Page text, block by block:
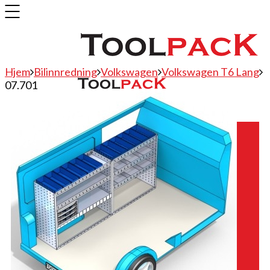
Citroen
Fiat
Hyundai
Isuzu
Mercedes
Mitsubishi
Hjem Bilinnredning Volkswagen Volkswagen T6 Lang
07.701